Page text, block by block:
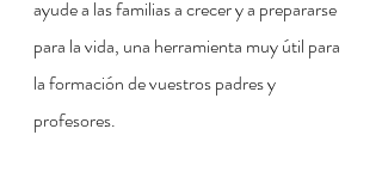
ayude a las familias a crecer y a prepararse
para la vida, una herramienta muy útil para
la formación de vuestros padres y
profesores.